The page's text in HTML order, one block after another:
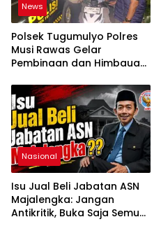
News
Polsek Tugumulyo Polres
Musi Rawas Gelar
Pembinaan dan Himbauan
Lintas Kalibening
Nasional
Isu Jual Beli Jabatan ASN
Majalengka: Jangan
Antikritik, Buka Saja Semua